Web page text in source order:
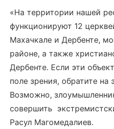
«На территории нашей
функционируют 12
Махачкале и Дербенте,
районе, а также
Дербенте. Если эти
поле зрения, обратите на
Возможно,
совершить
Расул Магомедалиев.